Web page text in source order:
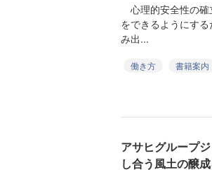
心理的安全性の確
をできるようにす
み出...
働き方 書籍案内
アサヒグループ
し合う風土の醸